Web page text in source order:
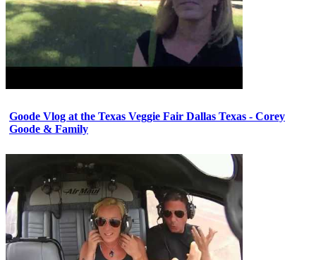
Goode Vlog at the Texas Veggie Fair Dallas Texas - Corey
Goode & Family